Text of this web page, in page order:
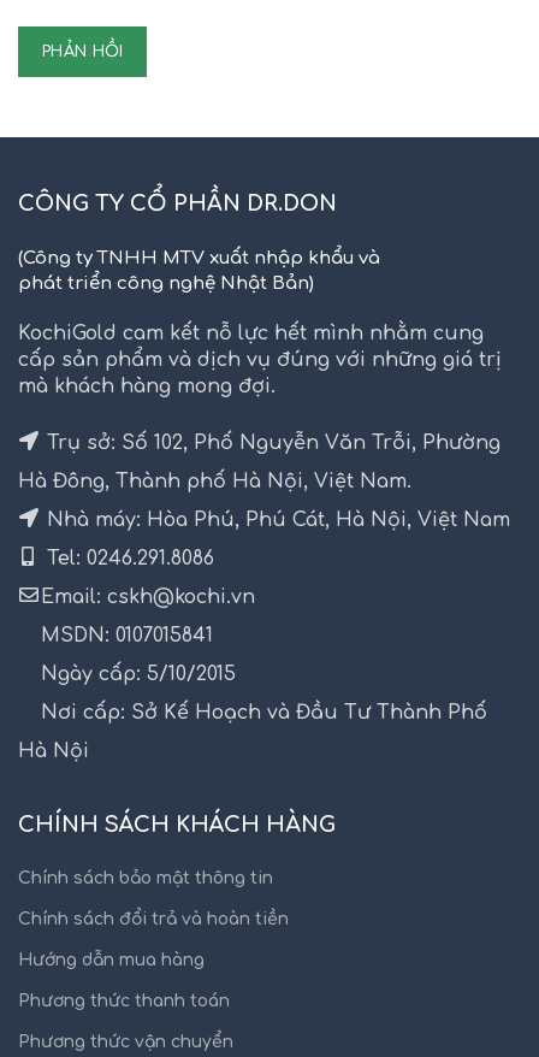
CÔNG TY CỔ PHẦN DR.DON
(Công ty TNHH MTV xuất nhập khẩu và
phát triển công nghệ Nhật Bản)
KochiGold cam kết nỗ lực hết mình nhằm cung
cấp sản phẩm và dịch vụ đúng với những giá trị
mà khách hàng mong đợi.
Trụ sở: Số 102, Phố Nguyễn Văn Trỗi, Phường
Hà Đông, Thành phố Hà Nội, Việt Nam.
Nhà máy: Hòa Phú, Phú Cát, Hà Nội, Việt Nam
Tel: 0246.291.8086
Email: cskh@kochi.vn
MSDN: 0107015841
Ngày cấp: 5/10/2015
Nơi cấp: Sở Kế Hoạch và Đầu Tư Thành Phố
Hà Nội
CHÍNH SÁCH KHÁCH HÀNG
Chính sách bảo mật thông tin
Chính sách đổi trả và hoàn tiền
Hướng dẫn mua hàng
Phương thức thanh toán
Phương thức vận chuyển